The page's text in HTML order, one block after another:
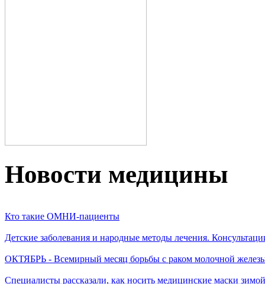
Новости медицины
Кто такие ОМНИ-пациенты
Детские заболевания и народные методы лечения.
ОКТЯБРЬ - Всемирный месяц борьбы с раком молочной
Специалисты рассказали, как носить медицинские маски зимой